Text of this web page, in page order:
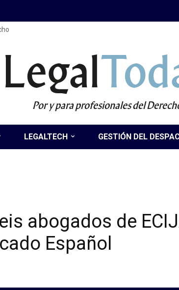
Legal
Por y para profesionales del
LEGALTECH GESTIÓN DEL
abogados de
Español